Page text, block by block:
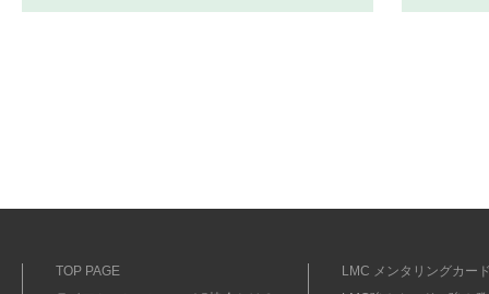
TOP PAGE
LMC メンタリングカー